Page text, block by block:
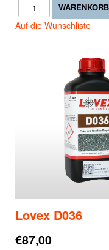
Auf die Wunschliste
Lovex D036
€87,00